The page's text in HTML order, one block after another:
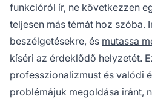
funkcióról ír, ne következzen
teljesen más témát hoz szóba.
beszélgetésekre, és mutassa
kíséri az érdeklődő helyzetét.
professzionalizmust és valódi
problémájuk megoldása iránt,